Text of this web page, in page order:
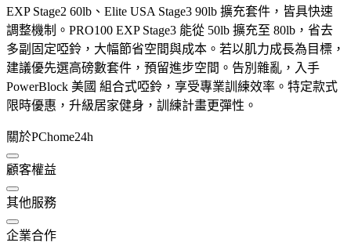
EXP Stage2 60lb、Elite USA Stage3 90lb 擴充套件，皆具快速
調整機制。PRO100 EXP Stage3 能從 50lb 擴充至 80lb，省去
多副固定啞鈴，大幅節省空間與成本。若以肌力成長為目標，
建議優先選高磅數套件，預留進步空間。告別雜亂，入手
PowerBlock 美國 組合式啞鈴，享受專業訓練效率。特定款式
限時優惠，升級居家健身，訓練計畫更彈性。
關於PChome24h
顧客權益
其他服務
企業合作